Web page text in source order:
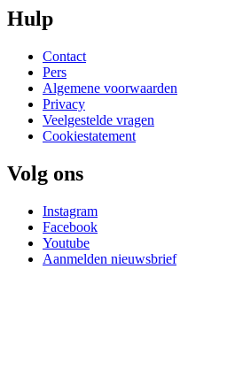
Hulp
Contact
Pers
Algemene voorwaarden
Privacy
Veelgestelde vragen
Cookiestatement
Volg ons
Instagram
Facebook
Youtube
Aanmelden nieuwsbrief